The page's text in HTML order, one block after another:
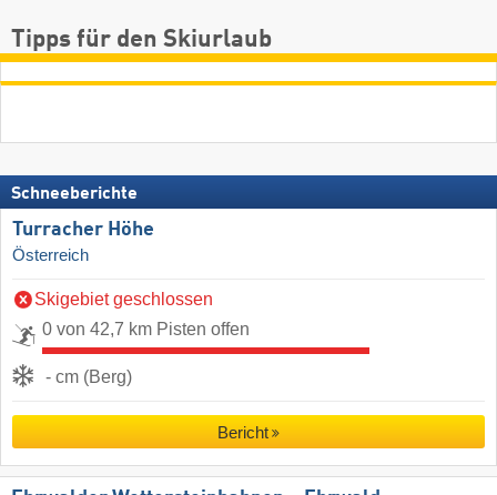
Tipps für den Skiurlaub
Schneeberichte
Turracher Höhe
Österreich
Skigebiet geschlossen
0 von 42,7 km Pisten offen
- cm (Berg)
Bericht